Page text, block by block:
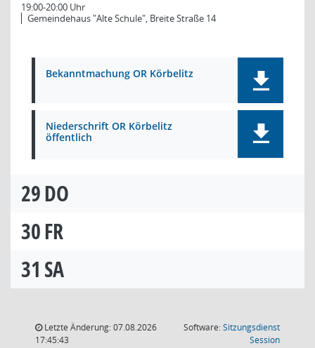
19:00-20:00 Uhr
Gemeindehaus "Alte Schule", Breite Straße 14
Bekanntmachung OR Körbelitz
Niederschrift OR Körbelitz
öffentlich
29DO
30FR
31 SA
Letzte Änderung: 07.08.2026
17:45:43
Software:Sitzungsdienst
Session(Wird in